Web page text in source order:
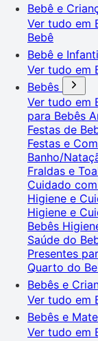
Bebê e
Ver tudo em
Bebê
Bebê e
Ver tudo em
Bebês
Ver tudo em
para Bebês
Festas de
Festas e
Banho/
Fraldas e
Cuidado
Higiene e
Higiene e
Bebês
Saúde do
Presentes
Quarto do
Bebês e
Ver tudo em
Bebês e
Ver tudo em